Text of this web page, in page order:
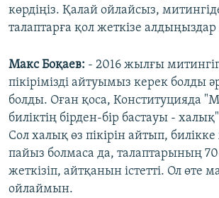
көрдіңіз. Қалай ойлайсыз,
талаптарға қол жеткізе
Макс Боқаев: - 2016 жылғы
пікірімізді айтуымыз керек болды
болды. Оған қоса, Конституцияда
биліктің бірден-бір бастауы -
Сол халық өз пікірін айтып, билікке
пайыз болмаса да, талаптарының
жеткізіп, айтқанын істетті. Ол өте
ойлаймын.